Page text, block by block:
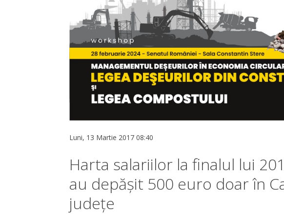
Luni, 13 Martie 2017 08:40
Harta salariilor la finalul lui
au depășit 500 euro doar în
județe